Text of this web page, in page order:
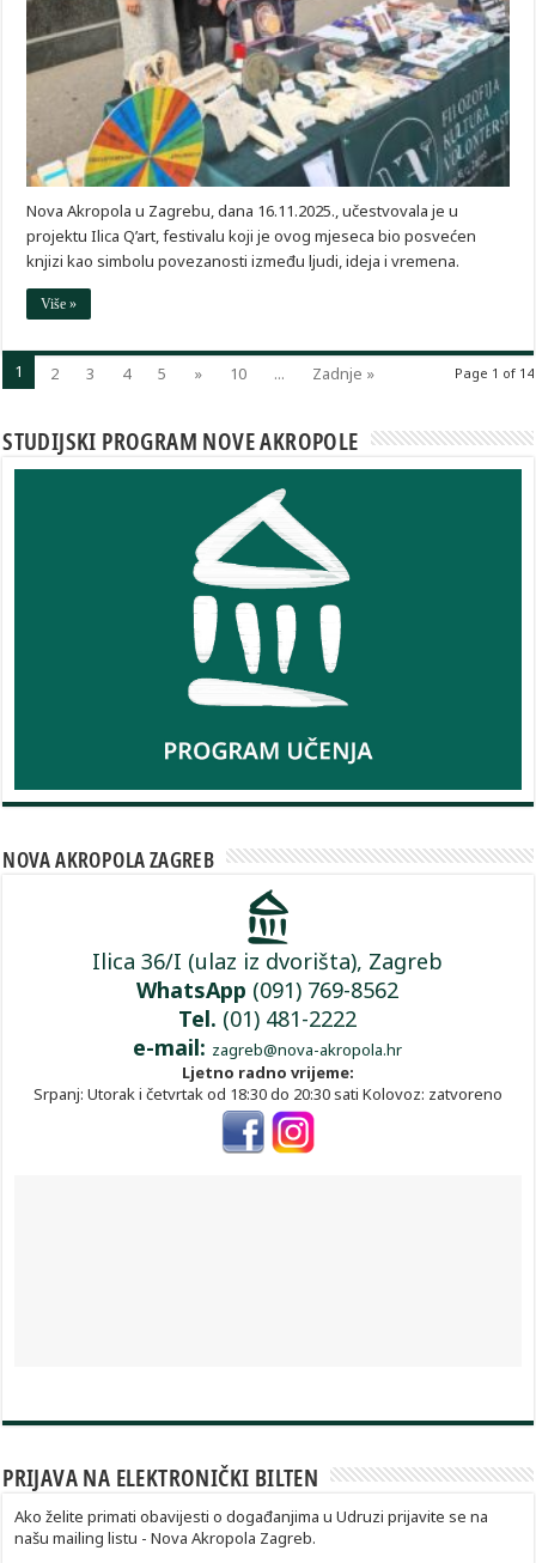
Nova Akropola u Zagrebu, dana 16.11.2025., učestvovala je u
projektu Ilica Q’art, festivalu koji je ovog mjeseca bio posvećen
knjizi kao simbolu povezanosti između ljudi, ideja i vremena.
Više »
Page 1 of 14
1 2 3 4 5 » 10 ... Zadnje »
STUDIJSKI PROGRAM NOVE AKROPOLE
NOVA AKROPOLA ZAGREB
Ilica 36/I (ulaz iz dvorišta), Zagreb
WhatsApp (091) 769-8562
Tel. (01) 481-2222
e-mail: zagreb@nova-akropola.hr
Ljetno radno vrijeme:
Srpanj: Utorak i četvrtak od 18:30 do 20:30 sati Kolovoz: zatvoreno
PRIJAVA NA ELEKTRONIČKI BILTEN
Ako želite primati obavijesti o događanjima u Udruzi prijavite se na
našu mailing listu - Nova Akropola Zagreb.